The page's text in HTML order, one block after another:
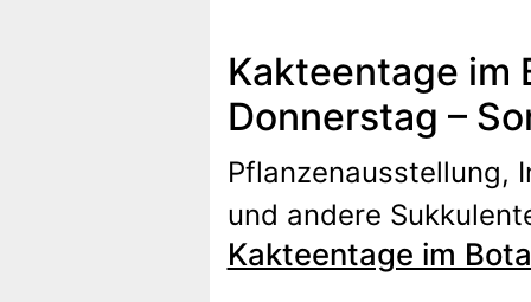
Kakteentage im
Donnerstag –
Pflanzenausstellung,
und andere
Kakteentage im